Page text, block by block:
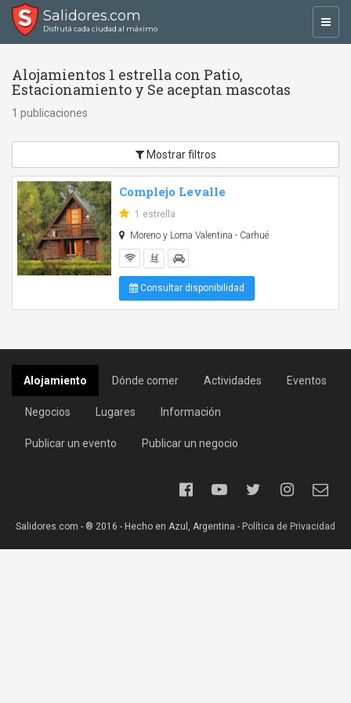
Salidores.com
Disfrutá cada ciudad al máximo
Alojamientos 1 estrella con Patio,
Estacionamiento y Se aceptan mascotas
1 publicaciones
Mostrar filtros
Complejo Levalle
1 estrella
Moreno y Loma Valentina - Carhué
Consultar disponibilidad
Alojamiento Dónde comer Actividades Eventos
Negocios Lugares Información
Publicar un evento Publicar un negocio
Salidores.com - ® 2016 - Hecho en Azul, Argentina - Política de Privacidad